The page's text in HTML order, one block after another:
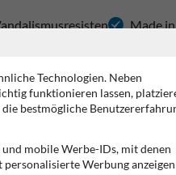
Made
Der TS-ZENITH
steht der Poller
in moderne als auch in
Technologien. Neben
funktionieren lassen,
bestmögliche
mobile Werbe-IDs, mit denen
Werbung anzeigen